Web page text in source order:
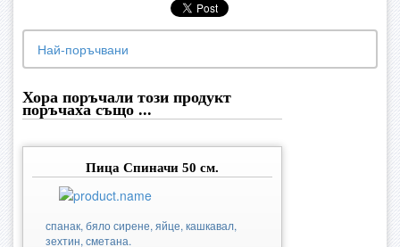
Най-поръчвани
Хора поръчали този продукт
поръчаха също ...
Пица Спиначи 50 см.
спанак, бяло сирене, яйце, кашкавал,
зехтин, сметана.